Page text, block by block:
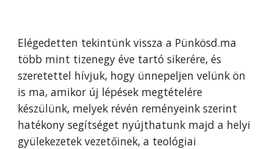
Elégedetten tekintünk vissza a Pünkösd.ma
több mint tizenegy éve tartó sikerére, és
szeretettel hívjuk, hogy ünnepeljen velünk ön
is ma, amikor új lépések megtételére
készülünk, melyek révén reményeink szerint
hatékony segítséget nyújthatunk majd a helyi
gyülekezetek vezetőinek, a teológiai